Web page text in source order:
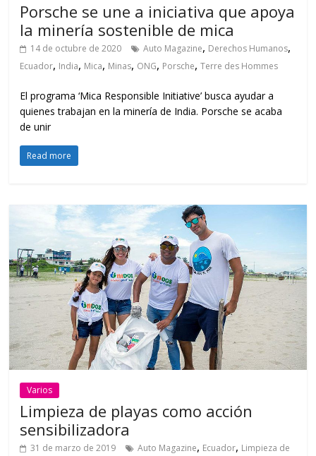
Porsche se une a iniciativa que apoya
la minería sostenible de mica
14 de octubre de 2020 Auto Magazine, Derechos Humanos,
Ecuador, India, Mica, Minas, ONG, Porsche,Terre des Hommes
El programa ‘Mica Responsible Initiative’ busca ayudar a
quienes trabajan en la minería de India. Porsche se acaba
de unir
Read more
Varios
Limpieza de playas como acción
sensibilizadora
31 de marzo de 2019 Auto Magazine, Ecuador, Limpieza de